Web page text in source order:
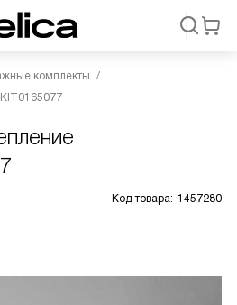
комплекты
Код товара: 1457280